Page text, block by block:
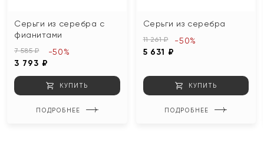
Серьги из серебра с
фианитами
7 585 ₽
3 793 ₽
-50%
КУПИТЬ
ПОДРОБНЕЕ
Серьги из серебра
11 261 ₽
5 631 ₽
-50%
КУПИТЬ
ПОДРОБНЕЕ